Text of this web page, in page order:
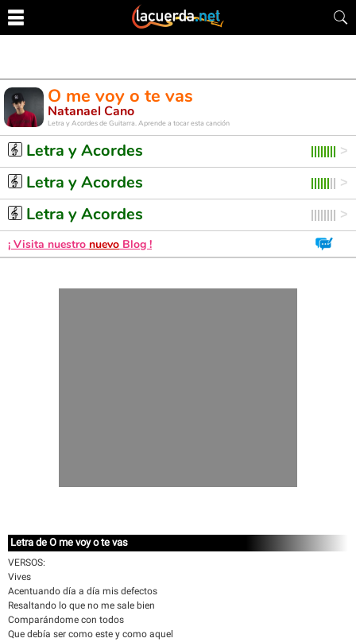
O me voy o te vas
Natanael Cano
Letra y Acordes de Guitarra. Aprende a tocar esta canción
Letra y Acordes
Letra y Acordes
Letra y Acordes
¡ Visita nuestro nuevo Blog !
Letra de O me voy o te vas
VERSOS:
Vives
Acentuando día a día mis defectos
Resaltando lo que no me sale bien
Comparándome con todos
Que debía ser como este y como aquel